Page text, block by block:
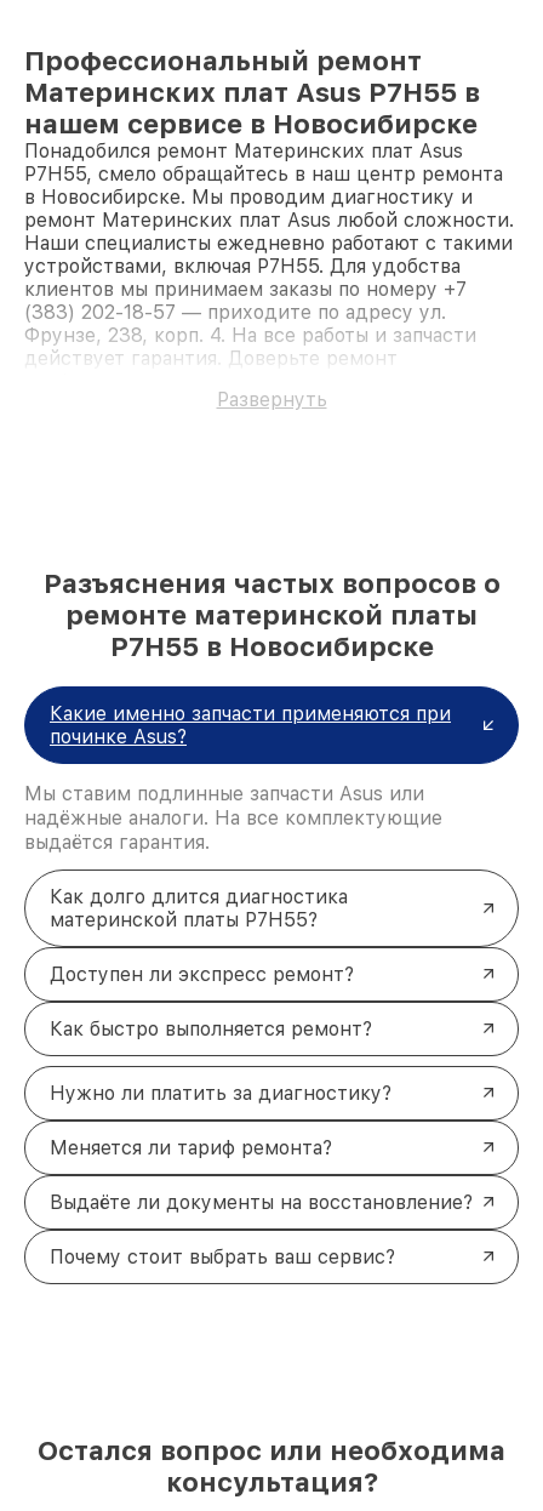
Профессиональный ремонт
Материнских плат Asus P7H55 в
нашем сервисе в Новосибирске
Понадобился ремонт Материнских плат Asus
P7H55, смело обращайтесь в наш центр ремонта
в Новосибирске. Мы проводим диагностику и
ремонт Материнских плат Asus любой сложности.
Наши специалисты ежедневно работают с такими
устройствами, включая P7H55. Для удобства
клиентов мы принимаем заказы по номеру +7
(383) 202-18-57 — приходите по адресу ул.
Фрунзе, 238, корп. 4. На все работы и запчасти
действует гарантия. Доверьте ремонт
Развернуть
Разъяснения частых вопросов о
ремонте материнской платы
P7H55 в Новосибирске
Какие именно запчасти применяются при
починке Asus?
Мы ставим подлинные запчасти Asus или
надёжные аналоги. На все комплектующие
выдаётся гарантия.
Как долго длится диагностика
материнской платы P7H55?
Доступен ли экспресс ремонт?
Как быстро выполняется ремонт?
Нужно ли платить за диагностику?
Меняется ли тариф ремонта?
Выдаёте ли документы на восстановление?
Почему стоит выбрать ваш сервис?
Остался вопрос или необходима
консультация?